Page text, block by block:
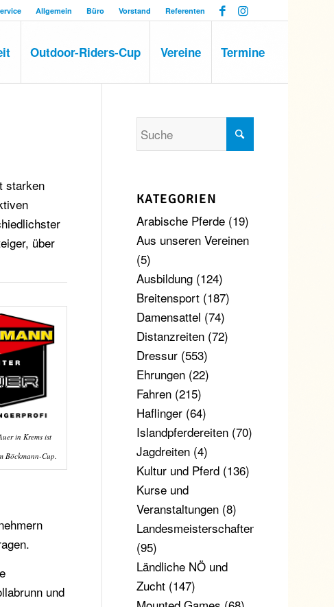
Allgemein Büro Vorstand Referenten
Outdoor-Riders-Cup Vereine Termine
starken
über
in Krems ist
Böckmann-Cup.
und
KATEGORIEN
Arabische Pferde(19)
Aus unseren Vereinen
(5)
Ausbildung(124)
Breitensport(187)
Damensattel (74)
Distanzreiten(72)
Dressur(553)
Ehrungen(22)
Fahren(215)
Haflinger(64)
Islandpferdereiten(70)
Jagdreiten(4)
Kultur und Pferd(136)
Kurse und
Veranstaltungen(8)
Landesmeisterschaften
(95)
Ländliche NÖ und
Zucht(147)